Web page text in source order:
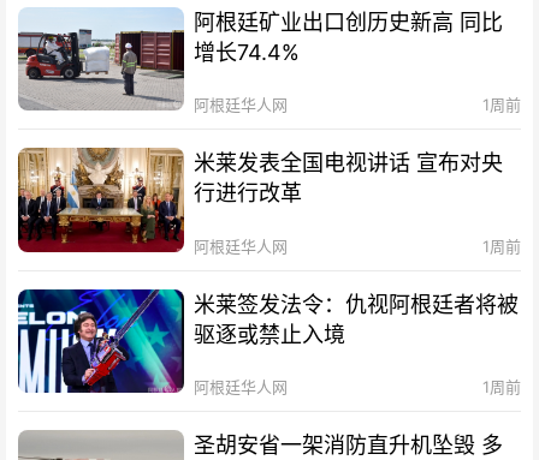
阿根廷矿业出口创历史新高 同比
增长74.4%
阿根廷华人网 1周前
米莱发表全国电视讲话 宣布对央
行进行改革
阿根廷华人网 1周前
米莱签发法令：仇视阿根廷者将被
驱逐或禁止入境
阿根廷华人网 1周前
圣胡安省一架消防直升机坠毁 多